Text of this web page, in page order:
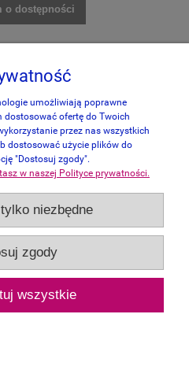
o dostępności
de CoayoacĂˇn
umożliwiają poprawne
dostosować ofertę do Twoich
przez nas wszystkich
dostosować użycie plików do
"Dostosuj zgody".
w naszej Polityce prywatności.
niezbędne
zgody
wszystkie